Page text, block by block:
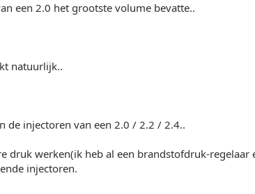
een 2.0 het grootste volume bevatte..
natuurlijk..
de injectoren van een 2.0 / 2.2 / 2.4..
druk werken(ik heb al een brandstofdruk-
injectoren.